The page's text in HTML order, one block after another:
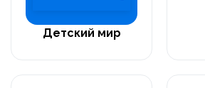
Детский мир